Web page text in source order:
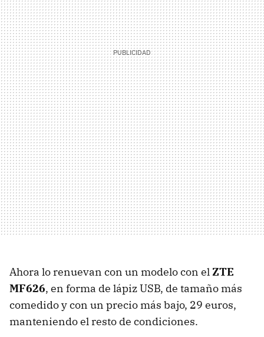
Ahora lo renuevan con un modelo con elZTE
MF626, en forma de lápiz USB, de tamaño más
comedido y con un precio más bajo, 29 euros,
manteniendo el resto de condiciones.